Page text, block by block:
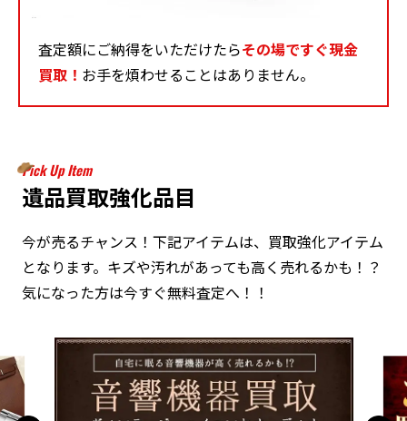
査定額にご納得をいただけたらその場ですぐ現金
買取！ お手を煩わせることはありません。
Pick Up Item
遺品買取強化品目
今が売るチャンス！下記アイテムは、買取強化アイテム
となります。キズや汚れがあっても高く売れるかも！？
気になった方は今すぐ無料査定へ！！